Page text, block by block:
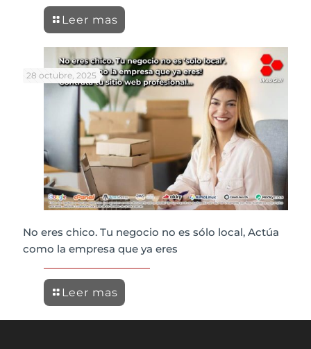
Leer mas
28 octubre, 2025
No eres chico. Tu negocio no es sólo local, Actúa
como la empresa que ya eres
Leer mas